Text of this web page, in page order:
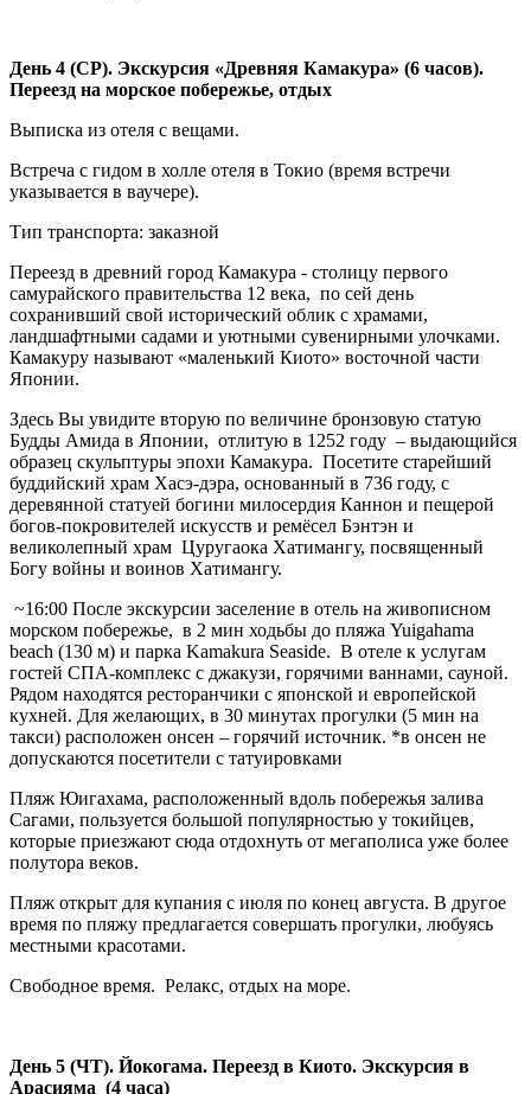
День 4 (СР). Экскурсия «Древняя Камакура» (6 часов).
Переезд на морское побережье, отдых
Выписка из отеля с вещами.
Встреча с гидом в холле отеля в Токио (время встречи
указывается в ваучере).
Тип транспорта: заказной
Переезд в древний город Камакура - столицу первого
самурайского правительства 12 века, по сей день
сохранивший свой исторический облик с храмами,
ландшафтными садами и уютными сувенирными улочками.
Камакуру называют «маленький Киото» восточной части
Японии.
Здесь Вы увидите вторую по величине бронзовую статую
Будды Амида в Японии, отлитую в 1252 году – выдающийся
образец скульптуры эпохи Камакура. Посетите старейший
буддийский храм Хасэ-дэра, основанный в 736 году, с
деревянной статуей богини милосердия Каннон и пещерой
богов-покровителей искусств и ремёсел Бэнтэн и
великолепный храм Цуругаока Хатимангу, посвященный
Богу войны и воинов Хатимангу.
~16:00 После экскурсии заселение в отель на живописном
морском побережье, в 2 мин ходьбы до пляжа Yuigahama
beach (130 м) и парка Kamakura Seaside. В отеле к услугам
гостей СПА-комплекс с джакузи, горячими ваннами, сауной.
Рядом находятся ресторанчики с японской и европейской
кухней. Для желающих, в 30 минутах прогулки (5 мин на
такси) расположен онсен – горячий источник. *в онсен не
допускаются посетители с татуировками
Пляж Юигахама, расположенный вдоль побережья залива
Сагами, пользуется большой популярностью у токийцев,
которые приезжают сюда отдохнуть от мегаполиса уже более
полутора веков.
Пляж открыт для купания с июля по конец августа. В другое
время по пляжу предлагается совершать прогулки, любуясь
местными красотами.
Свободное время. Релакс, отдых на море.
День 5 (ЧТ). Йокогама. Переезд в Киото. Экскурсия в
Арасияма (4 часа)